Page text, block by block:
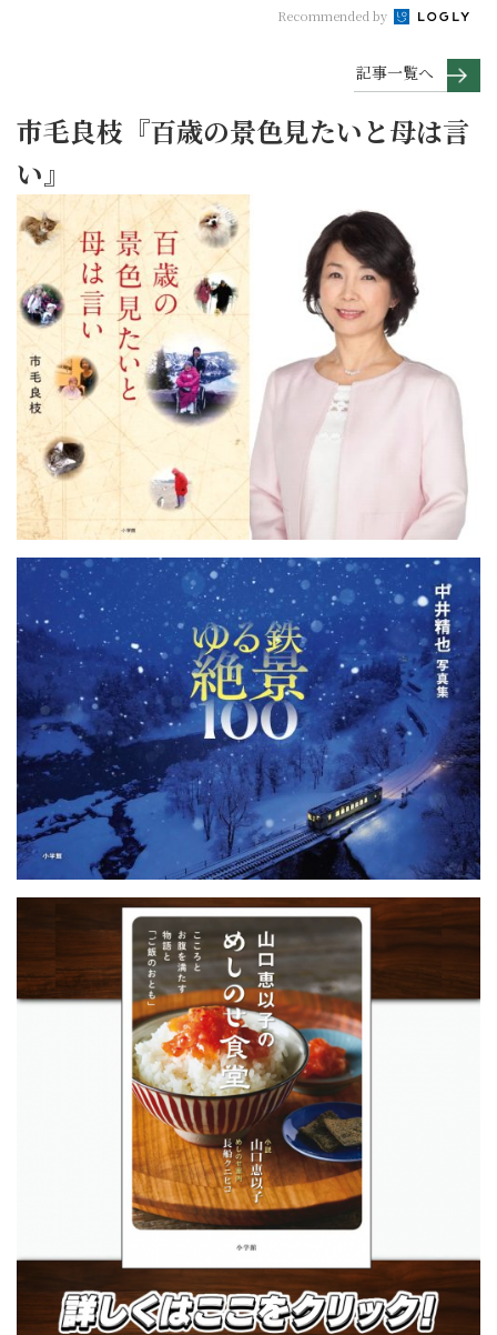
Recommended by
記事一覧へ
市毛良枝『百歳の景色見たいと母は言
い』